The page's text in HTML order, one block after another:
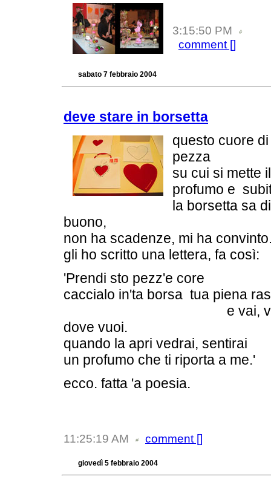
3:15:50 PM
comment []
sabato 7 febbraio 2004
deve stare in borsetta
questo cuore di
pezza
su cui si mette il
profumo e
la borsetta sa di
buono,
non ha scadenze, mi ha
gli ho scritto una lettera, fa così:
'Prendi sto pezz'e core
caccialo in'ta borsa tua piena
e vai,
dove vuoi.
quando la apri vedrai, sentirai
un profumo che ti riporta a me.'
ecco. fatta 'a poesia.
11:25:19 AM comment []
giovedì 5 febbraio 2004